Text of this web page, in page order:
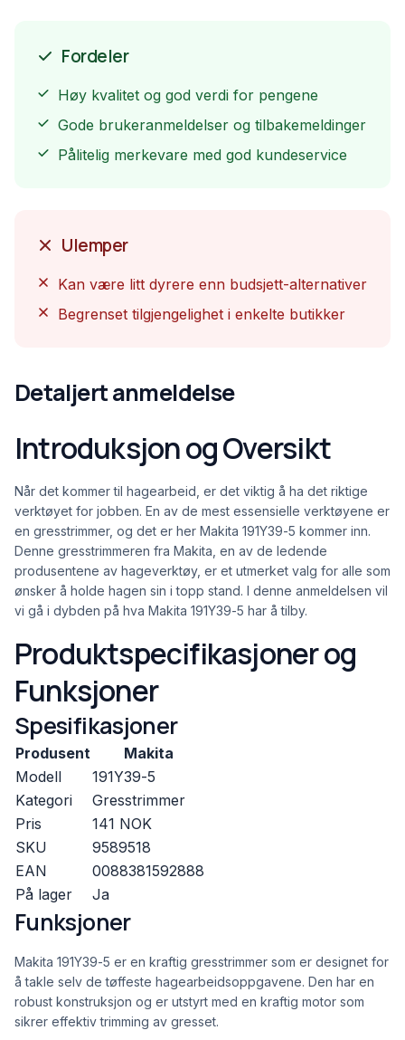
Fordeler
Høy kvalitet og god verdi for pengene
Gode brukeranmeldelser og tilbakemeldinger
Pålitelig merkevare med god kundeservice
Ulemper
Kan være litt dyrere enn budsjett-alternativer
Begrenset tilgjengelighet i enkelte butikker
Detaljert anmeldelse
Introduksjon og Oversikt
Når det kommer til hagearbeid, er det viktig å ha det riktige
verktøyet for jobben. En av de mest essensielle verktøyene er
en gresstrimmer, og det er her Makita 191Y39-5 kommer inn.
Denne gresstrimmeren fra Makita, en av de ledende
produsentene av hageverktøy, er et utmerket valg for alle som
ønsker å holde hagen sin i topp stand. I denne anmeldelsen vil
vi gå i dybden på hva Makita 191Y39-5 har å tilby.
Produktspecifikasjoner og
Funksjoner
Spesifikasjoner
Produsent
Makita
Modell
191Y39-5
Kategori
Gresstrimmer
Pris
141 NOK
SKU
9589518
EAN
0088381592888
På lager
Ja
Funksjoner
Makita 191Y39-5 er en kraftig gresstrimmer som er designet for
å takle selv de tøffeste hagearbeidsoppgavene. Den har en
robust konstruksjon og er utstyrt med en kraftig motor som
sikrer effektiv trimming av gresset.